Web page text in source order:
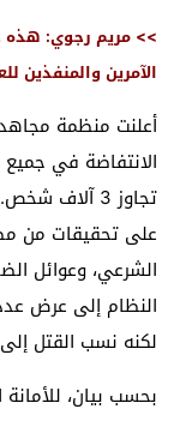
>> مريم رجوي: هذه
الآمرين والمنفذين
أعلنت منظمة
تجاوز 3
على تحقيقات من
النظام إلى عرض
لكنه نسب القتل
بحسب بيان، للأمانة